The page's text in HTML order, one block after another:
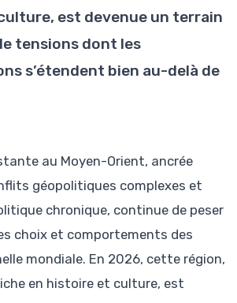
est devenue un terrain
tensions dont les
s’étendent bien au-delà de
au Moyen-Orient, ancrée
géopolitiques complexes et
chronique, continue de peser
choix et comportements des
mondiale. En 2026, cette région,
en histoire et culture, est